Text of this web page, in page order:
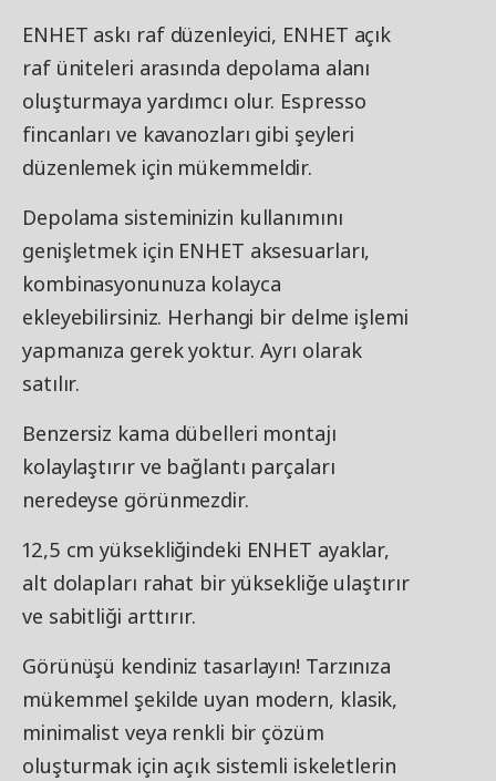
ENHET askı raf düzenleyici, ENHET açık
raf üniteleri arasında depolama alanı
oluşturmaya yardımcı olur. Espresso
fincanları ve kavanozları gibi şeyleri
düzenlemek için mükemmeldir.
Depolama sisteminizin kullanımını
genişletmek için ENHET aksesuarları,
kombinasyonunuza kolayca
ekleyebilirsiniz. Herhangi bir delme işlemi
yapmanıza gerek yoktur. Ayrı olarak
satılır.
Benzersiz kama dübelleri montajı
kolaylaştırır ve bağlantı parçaları
neredeyse görünmezdir.
12,5 cm yüksekliğindeki ENHET ayaklar,
alt dolapları rahat bir yüksekliğe ulaştırır
ve sabitliği arttırır.
Görünüşü kendiniz tasarlayın! Tarzınıza
mükemmel şekilde uyan modern, klasik,
minimalist veya renkli bir çözüm
oluşturmak için açık sistemli iskeletlerin